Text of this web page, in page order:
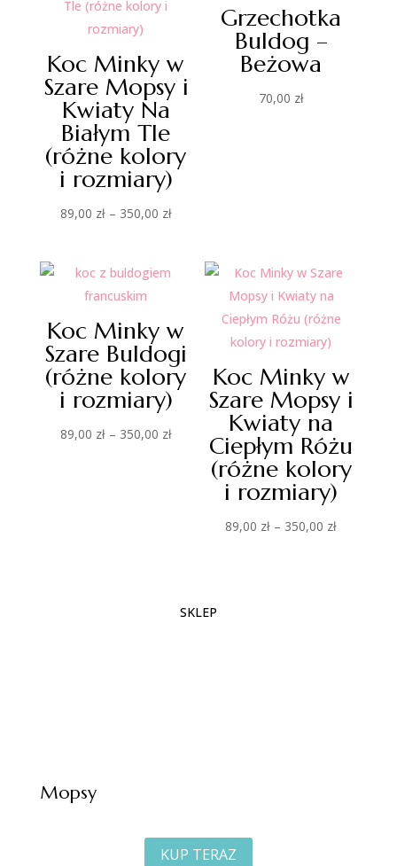
Koc Minky w
Szare Mopsy i
Kwiaty Na
Białym Tle
(różne kolory
i rozmiary)
89,00 zł – 350,00 złZakres
350,00 zł
Grzechotka
Buldog –
Beżowa
70,00 zł
Koc Minky w
Szare Buldogi
(różne kolory
i rozmiary)
89,00 zł – 350,00 złZakres
Koc Minky w
Szare Mopsy i
Kwiaty na
Ciepłym Różu
(różne kolory
i rozmiary)
89,00 zł – 350,00 złZakres
SKLEP
Mopsy
KUP TERAZ